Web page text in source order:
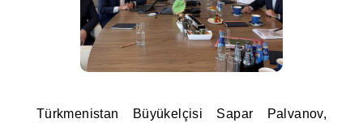
Türkmenistan Büyükelçisi Sapar Palvanov,